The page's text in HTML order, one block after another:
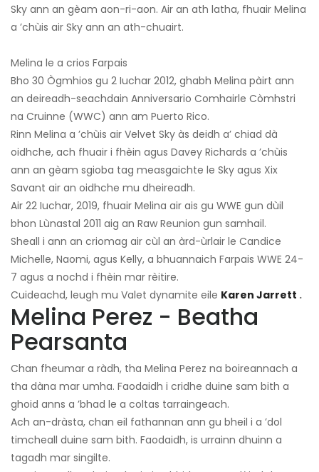
Sky ann an gèam aon-ri-aon. Air an ath latha, fhuair Melina
a ’chùis air Sky ann an ath-chuairt.
Melina le a crios Farpais
Bho 30 Ògmhios gu 2 Iuchar 2012, ghabh Melina pàirt ann
an deireadh-seachdain Anniversario Comhairle Còmhstri
na Cruinne (WWC) ann am Puerto Rico.
Rinn Melina a ’chùis air Velvet Sky às deidh a’ chiad dà
oidhche, ach fhuair i fhèin agus Davey Richards a ’chùis
ann an gèam sgioba tag measgaichte le Sky agus Xix
Savant air an oidhche mu dheireadh.
Air 22 Iuchar, 2019, fhuair Melina air ais gu WWE gun dùil
bhon Lùnastal 2011 aig an Raw Reunion gun samhail.
Sheall i ann an criomag air cùl an àrd-ùrlair le Candice
Michelle, Naomi, agus Kelly, a bhuannaich Farpais WWE 24-
7 agus a nochd i fhèin mar rèitire.
Cuideachd, leugh mu Valet dynamite eile Karen Jarrett .
Melina Perez - Beatha
Pearsanta
Chan fheumar a ràdh, tha Melina Perez na boireannach a
tha dàna mar umha. Faodaidh i cridhe duine sam bith a
ghoid anns a ’bhad le a coltas tarraingeach.
Ach an-dràsta, chan eil fathannan ann gu bheil i a ’dol
timcheall duine sam bith. Faodaidh, is urrainn dhuinn a
tagadh mar singilte.